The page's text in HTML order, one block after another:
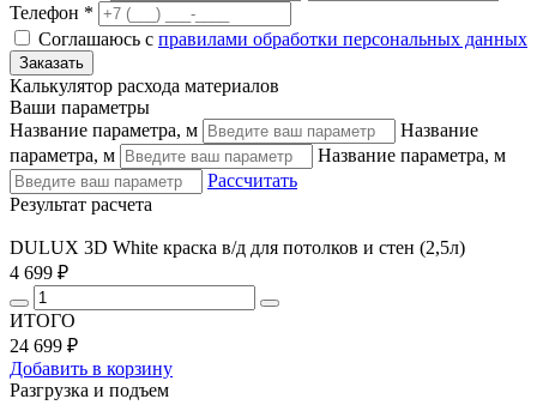
Телефон *
Соглашаюсь с правилами обработки персональных данных
Калькулятор расхода материалов
Ваши параметры
Название параметра, м
Название
параметра, м
Название параметра, м
Рассчитать
Результат расчета
DULUX 3D White краска в/д для потолков и стен (2,5л)
4 699 ₽
ИТОГО
24 699 ₽
Добавить в корзину
Разгрузка и подъем